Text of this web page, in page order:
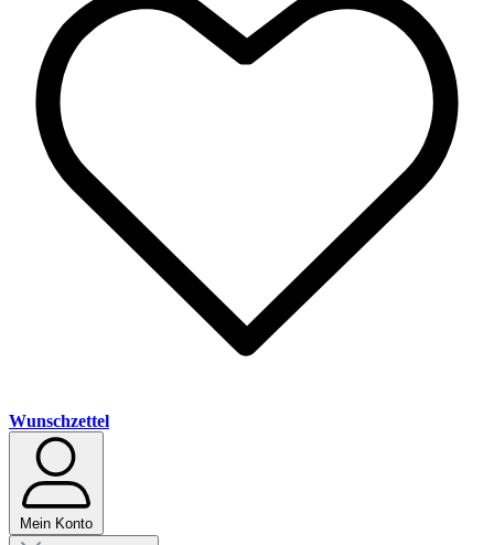
Wunschzettel
Mein Konto